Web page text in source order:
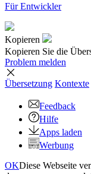
Für Entwickler
Kopieren
Kopieren Sie die
Problem melden
Übersetzung Kontexte
Feedback
Hilfe
Apps laden
Werbung
OKDiese Webseite